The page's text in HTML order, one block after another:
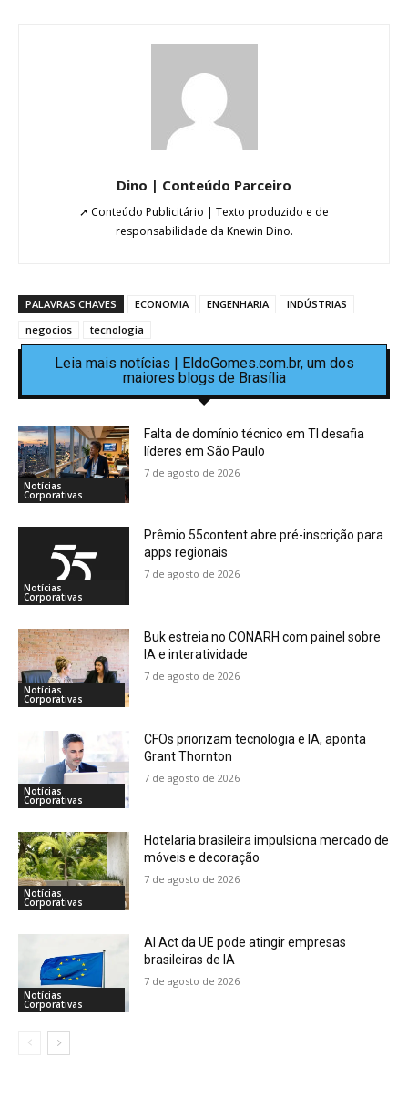
Dino | Conteúdo Parceiro
➚ Conteúdo Publicitário | Texto produzido e de
responsabilidade da Knewin Dino.
PALAVRAS CHAVES ECONOMIA ENGENHARIA
INDÚSTRIAS
negocios
tecnologia
Leia mais notícias | EldoGomes.com.br, um dos
maiores blogs de Brasília
Notícias
Corporativas
Falta de domínio técnico em TI desafia
líderes em São Paulo
7 de agosto de 2026
Notícias
Corporativas
Prêmio 55content abre pré-inscrição para
apps regionais
7 de agosto de 2026
Notícias
Corporativas
Buk estreia no CONARH com painel sobre
IA e interatividade
7 de agosto de 2026
Notícias
Corporativas
CFOs priorizam tecnologia e IA, aponta
Grant Thornton
7 de agosto de 2026
Notícias
Corporativas
Hotelaria brasileira impulsiona mercado de
móveis e decoração
7 de agosto de 2026
Notícias
Corporativas
AI Act da UE pode atingir empresas
brasileiras de IA
7 de agosto de 2026